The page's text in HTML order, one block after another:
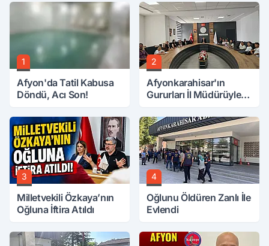
1
Afyon'da Tatil Kabusa
Döndü, Acı Son!
2
Afyonkarahisar'ın
Gururları İl Müdürüyle
3
Milletvekili Özkaya’nın
Oğluna İftira Atıldı
4
Oğlunu Öldüren Zanlı İle
Evlendi